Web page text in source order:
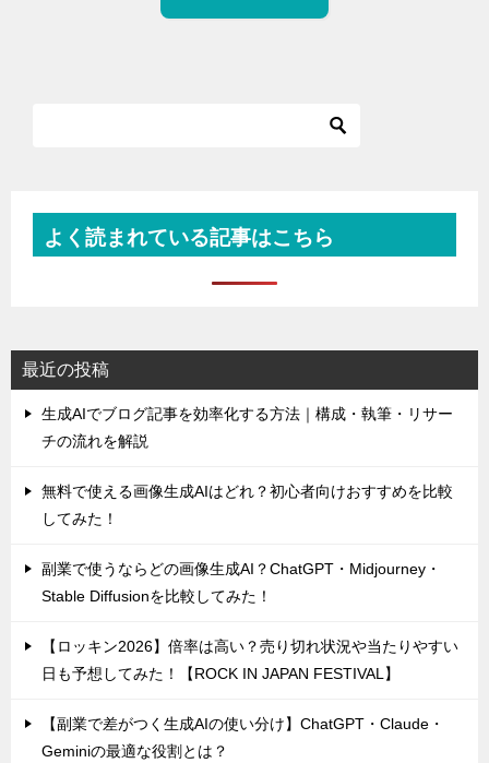
よく読まれている記事はこちら
最近の投稿
生成AIでブログ記事を効率化する方法｜構成・執筆・リサー
チの流れを解説
無料で使える画像生成AIはどれ？初心者向けおすすめを比較
してみた！
副業で使うならどの画像生成AI？ChatGPT・Midjourney・
Stable Diffusionを比較してみた！
【ロッキン2026】倍率は高い？売り切れ状況や当たりやすい
日も予想してみた！【ROCK IN JAPAN FESTIVAL】
【副業で差がつく生成AIの使い分け】ChatGPT・Claude・
Geminiの最適な役割とは？